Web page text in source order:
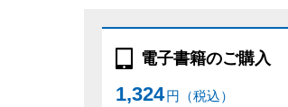
電子書籍のご購入
1,324 円（税込）